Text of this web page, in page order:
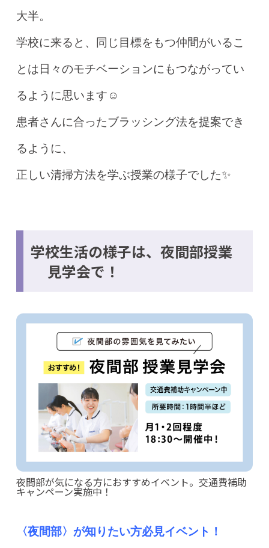
大半。
学校に来ると、同じ目標をもつ仲間がいるこ
とは日々のモチベーションにもつながってい
るように思います☺️
患者さんに合ったブラッシング法を提案でき
るように、
正しい清掃方法を学ぶ授業の様子でした✨
学校生活の様子は、夜間部授業
見学会で！
夜間部が気になる方におすすめイベント。交通費補助
キャンペーン実施中！
〈夜間部〉が知りたい方必見イベント！